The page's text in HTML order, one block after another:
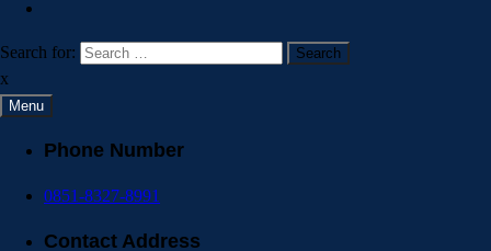
Search for:
x
Menu
Phone Number
0851-8327-8991
Contact Address